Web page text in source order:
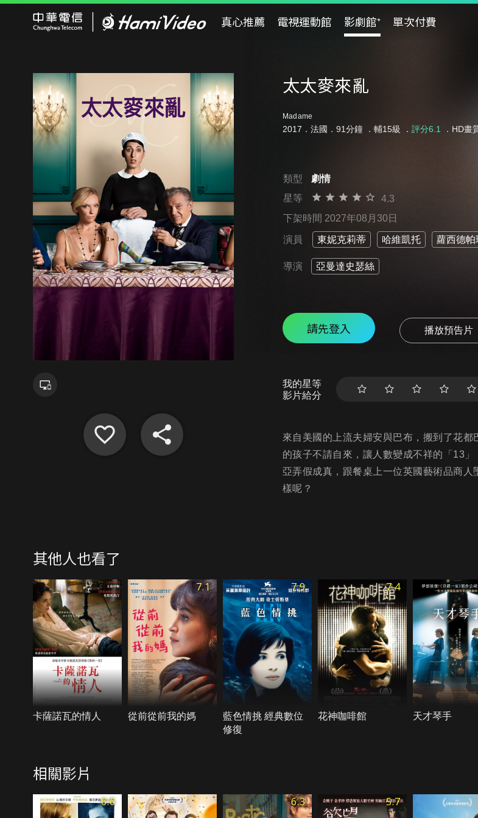
真心推薦 電視運動館 影劇館⁺ 單次付費
太太麥來亂
Madame
2017．法國．91分鐘 ． 輔15級 ． 評分6.1 ．HD畫
類型
劇情
星等
4.3
下架時間 2027年08月30日
演員 東妮克莉蒂 哈維凱托 蘿西德帕
導演 亞曼達史瑟絲
請先登入 播放預告片
我的星等
影片給分
來自美國的上流夫婦安與巴布，搬到了花
的孩子不請自來，讓人數變成不祥的「13
亞弄假成真，跟餐桌上一位英國藝術品商
樣呢？
其他人也看了
卡薩諾瓦的情人
7.1
從前從前我的媽
7.9
藍色情挑 經典數位
修復
7.4
花神咖啡館 天才琴手
相關影片
6.6 6.3 5.7